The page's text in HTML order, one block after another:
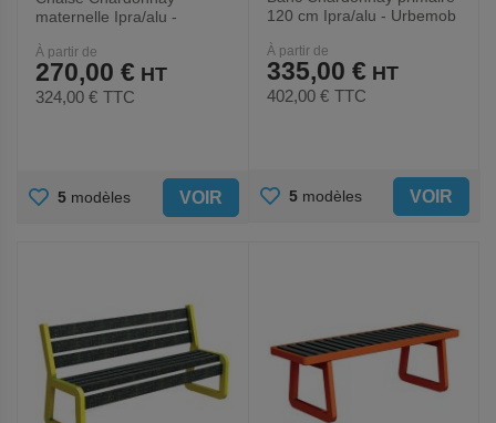
maternelle Ipra/alu -
À partir de
270,00 €
324,00 € TTC
AJOUTER
5 modèles VOIR
120 cm Ipra/alu - Urbemob
À partir de
335,00 €
402,00 € TTC
AJOUTER
5 modèles VOIR